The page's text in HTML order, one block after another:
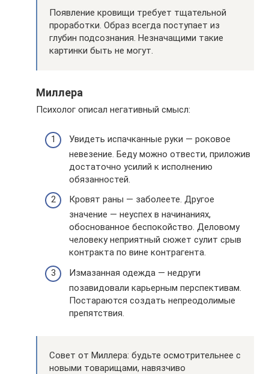
Появление кровищи требует тщательной
проработки. Образ всегда поступает из
глубин подсознания. Незначащими такие
картинки быть не могут.
Миллера
Психолог описал негативный смысл:
Увидеть испачканные руки — роковое
невезение. Беду можно отвести, приложив
достаточно усилий к исполнению
обязанностей.
Кровят раны — заболеете. Другое
значение — неуспех в начинаниях,
обоснованное беспокойство. Деловому
человеку неприятный сюжет сулит срыв
контракта по вине контрагента.
Измазанная одежда — недруги
позавидовали карьерным перспективам.
Постараются создать непреодолимые
препятствия.
Совет от Миллера: будьте осмотрительнее с
новыми товарищами, навязчиво